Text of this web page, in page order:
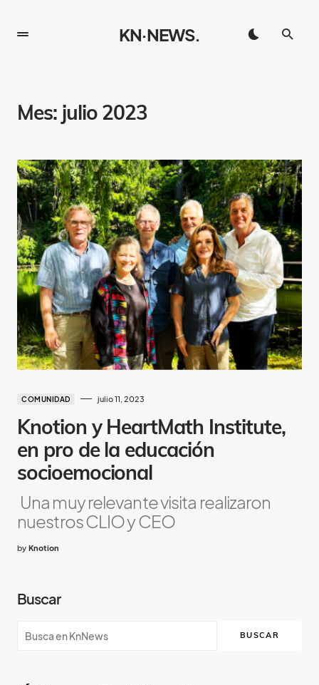
KN·NEWS.
Mes: julio 2023
COMUNIDAD julio 11, 2023
Knotion y HeartMath Institute,
en pro de la educación
socioemocional
Una muy relevante visita realizaron
nuestros CLIO y CEO
by Knotion
Buscar
BUSCAR